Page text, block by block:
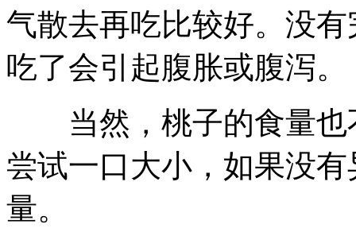
气散去再吃比较好。没
吃了会引起腹胀或腹泻。
当然，桃子的食量也
尝试一口大小，如果没
量。